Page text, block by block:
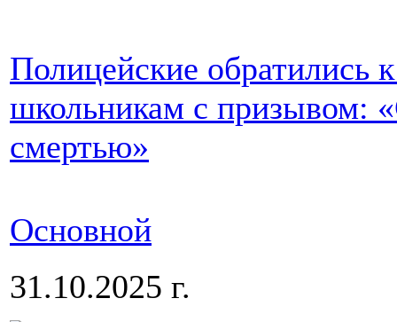
Полицейские обратились
школьникам с призывом:
смертью»
Основной
31.10.2025 г.